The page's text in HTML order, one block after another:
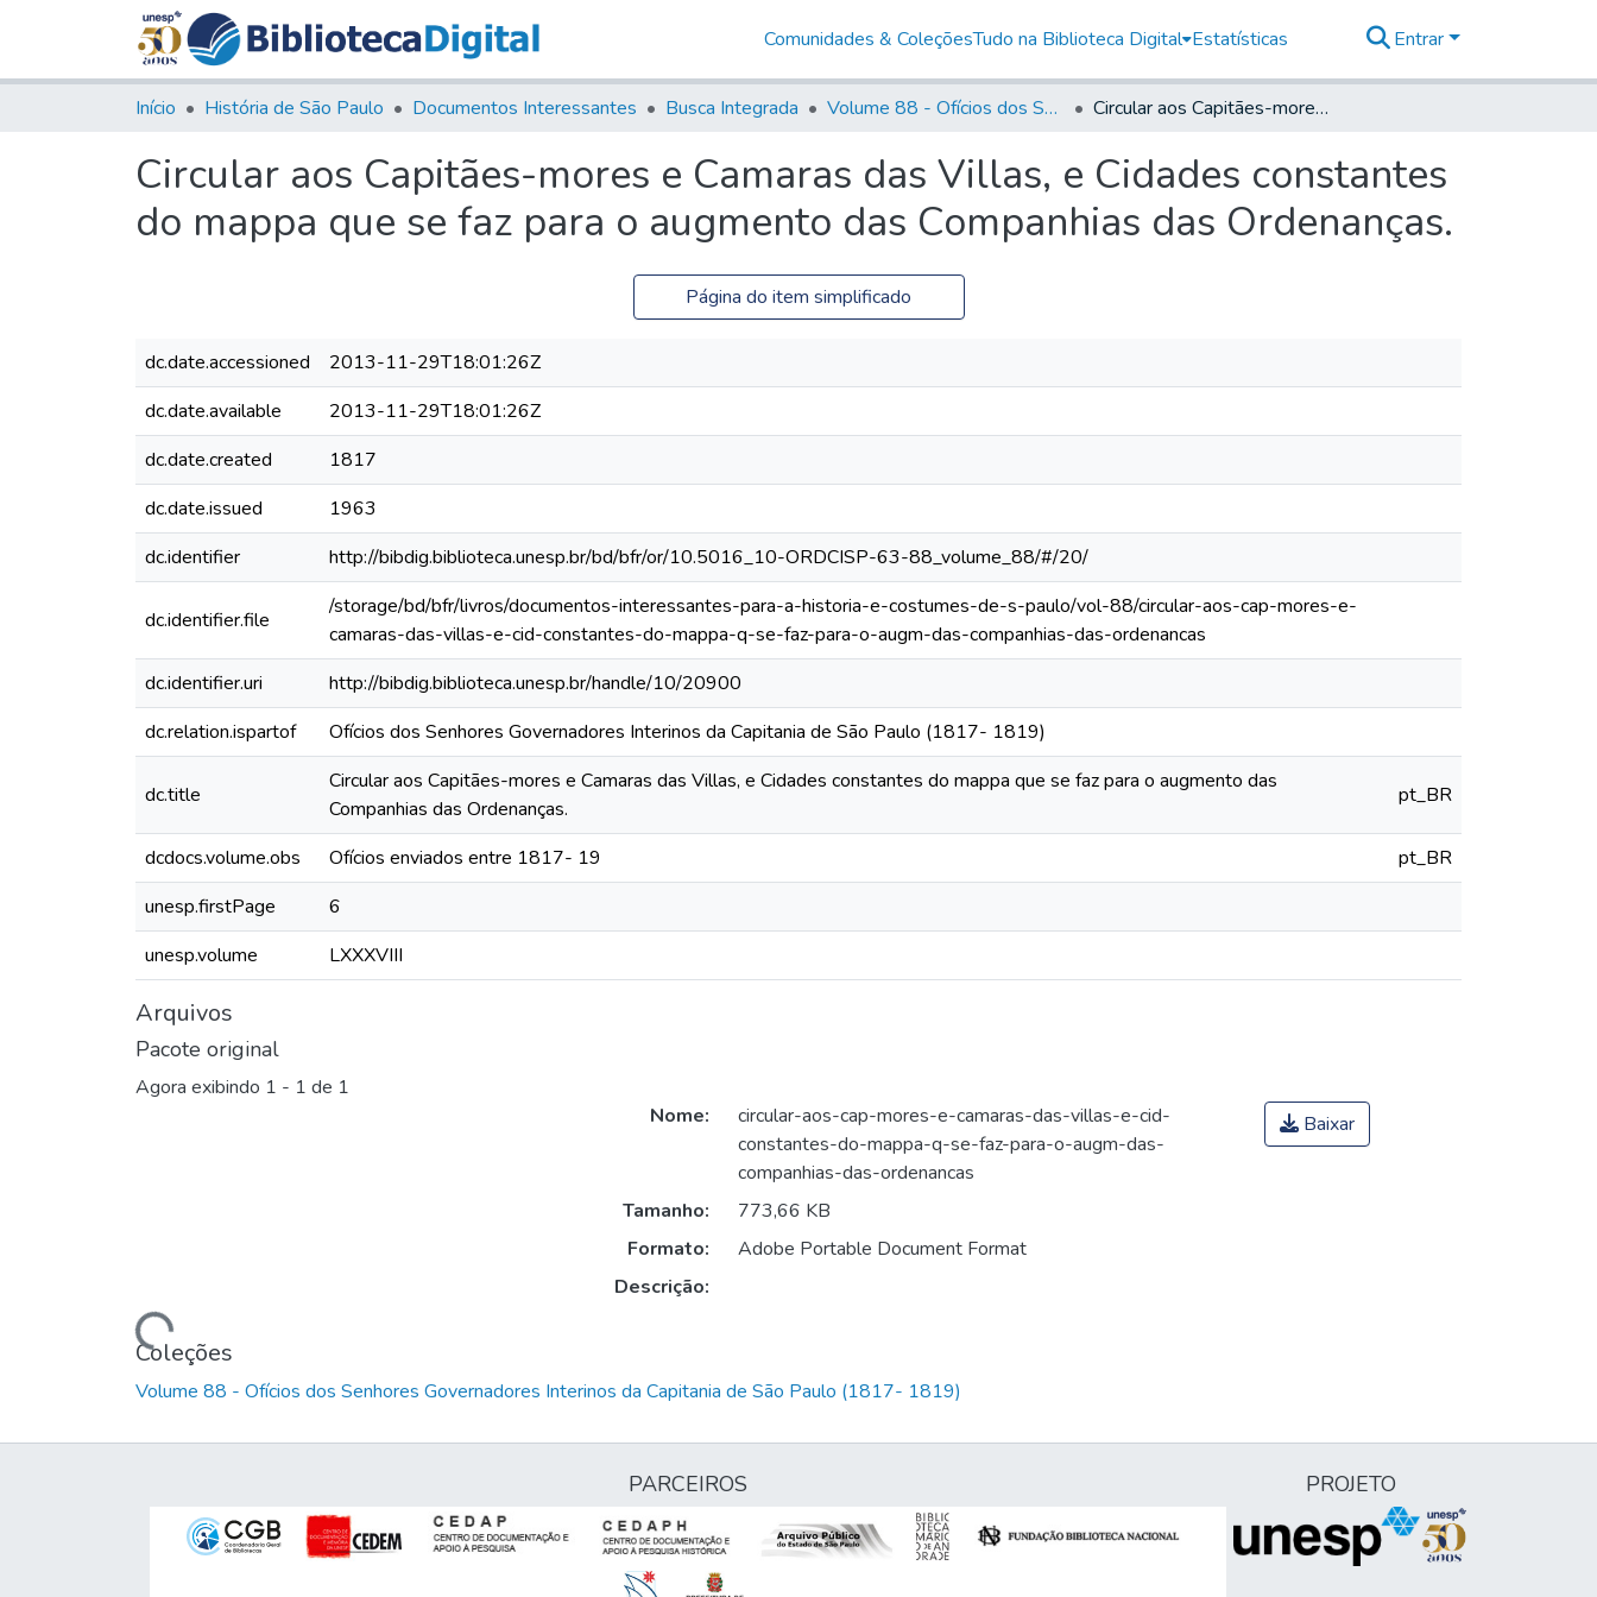
Comunidades & ColeçõesTudo na Biblioteca Digital Estatísticas Entrar
Início História de São Paulo Documentos Interessantes Busca Integrada Volume 88 - Ofícios dos Senhores Governadores Interinos da Capitania de São Paulo (1817- 1819) Circular aos Capitães-mores e Camaras das Villas, e Cidades constantes do mappa que se faz para o augmento das Companhias das Ordenanças.
Circular aos Capitães-mores e Camaras das Villas, e Cidades constantes
do mappa que se faz para o augmento das Companhias das Ordenanças.
Página do item simplificado
dc.date.accessioned
2013-11-29T18:01:26Z
dc.date.available
2013-11-29T18:01:26Z
dc.date.created
1817
dc.date.issued
1963
dc.identifier
http://bibdig.biblioteca.unesp.br/bd/bfr/or/10.5016_10-ORDCISP-63-88_volume_88/#/20/
dc.identifier.file
/storage/bd/bfr/livros/documentos-interessantes-para-a-historia-e-costumes-de-s-paulo/vol-88/circular-aos-cap-mores-e-
camaras-das-villas-e-cid-constantes-do-mappa-q-se-faz-para-o-augm-das-companhias-das-ordenancas
dc.identifier.uri
http://bibdig.biblioteca.unesp.br/handle/10/20900
dc.relation.ispartof
Ofícios dos Senhores Governadores Interinos da Capitania de São Paulo (1817- 1819)
dc.title
Circular aos Capitães-mores e Camaras das Villas, e Cidades constantes do mappa que se faz para o augmento das
Companhias das Ordenanças.
pt_BR
dcdocs.volume.obs Ofícios enviados entre 1817- 19
pt_BR
unesp.firstPage
6
unesp.volume
LXXXVIII
Arquivos
Pacote original
Agora exibindo 1 - 1 de 1
Carregando...
Nome:
circular-aos-cap-mores-e-camaras-das-villas-e-cid-
constantes-do-mappa-q-se-faz-para-o-augm-das-
companhias-das-ordenancas
Tamanho:
773,66 KB
Formato:
Adobe Portable Document Format
Descrição:
Baixar
Coleções
Volume 88 - Ofícios dos Senhores Governadores Interinos da Capitania de São Paulo (1817- 1819)
PARCEIROS PROJETO